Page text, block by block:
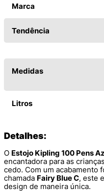
Marca
Tendência
Medidas
Litros
Detalhes:
O Estojo Kipling 100 Pens
encantadora para as
cedo. Com um acabamento
chamada Fairy Blue C, este
design de maneira única.